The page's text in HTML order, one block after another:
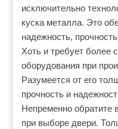
исключительно
куска металла. Это
надежность,
Хоть и требует более
оборудования при
Разумеется от его
прочность и
Непременно обратите
при выборе двери.